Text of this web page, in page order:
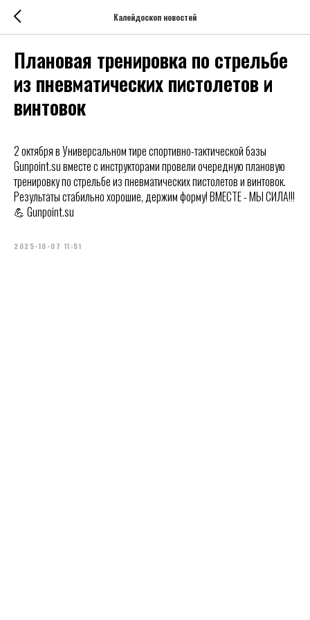
Калейдоскоп новостей
Плановая тренировка по стрельбе
из пневматических пистолетов и
винтовок
2 октября в Универсальном тире спортивно-тактической базы
Gunpoint.su вместе с инструкторами провели очередную плановую
тренировку по стрельбе из пневматических пистолетов и винтовок.
Результаты стабильно хорошие, держим форму! ВМЕСТЕ - МЫ СИЛА!!!
💪 Gunpoint.su
2025-10-07 11:51